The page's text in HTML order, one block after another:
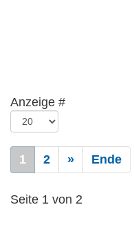
Anzeige #
1 2 » Ende
Seite 1 von 2